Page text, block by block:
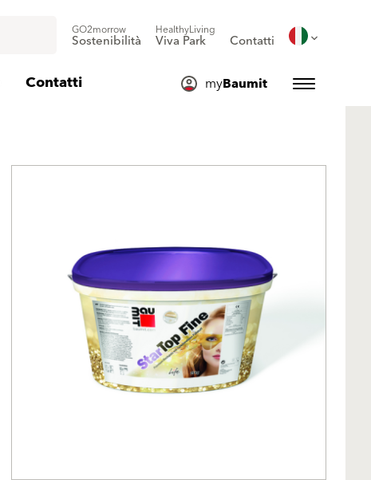
GO2morrow
Sostenibilità
HealthyLiving
Viva Park Contatti
Contatti myBaumit